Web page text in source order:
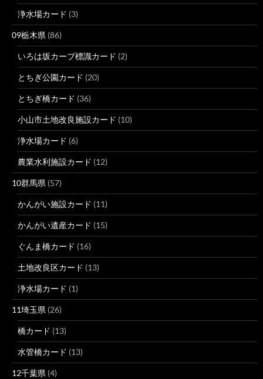
浄水場カード (3)
09栃木県 (86)
いろは坂カーブ標識カード (2)
とちぎ公園カード (20)
とちぎ橋カード (36)
小山市土地改良施設カード (10)
浄水場カード (6)
農業水利施設カード (12)
10群馬県 (57)
かんがい施設カード (11)
かんがい遺産カード (15)
ぐんま橋カード (16)
土地改良区カード (13)
浄水場カード (1)
11埼玉県 (26)
橋カード (13)
水管橋カード (13)
12千葉県 (4)